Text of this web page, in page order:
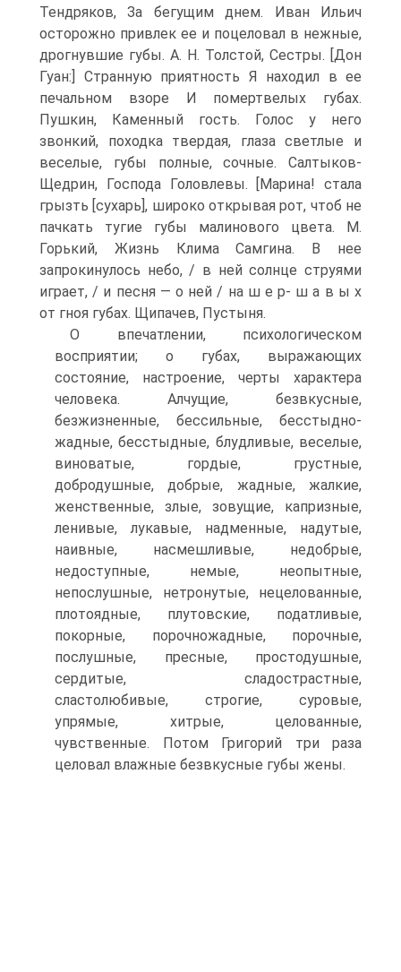
Тендряков, За бегущим днем. Иван Ильич
осторожно привлек ее и поцеловал в нежные,
дрогнувшие губы. А. Н. Толстой, Сестры. [Дон
Гуан:] Странную приятность Я находил в ее
печальном взоре И помертвелых губах.
Пушкин, Каменный гость. Голос у него
звонкий, походка твердая, глаза светлые и
веселые, губы полные, сочные. Салтыков-
Щедрин, Господа Головлевы. [Марина! стала
грызть [сухарь], широко открывая рот, чтоб не
пачкать тугие губы малинового цвета. М.
Горький, Жизнь Клима Самгина. В нее
запрокинулось небо, / в ней солнце струями
играет, / и песня — о ней / на ш е р- ш а в ы х
от гноя губах. Щипачев, Пустыня.
О впечатлении, психологическом
восприятии; о губах, выражающих
состояние, настроение, черты характера
человека. Алчущие, безвкусные,
безжизненные, бессильные, бесстыдно-
жадные, бесстыдные, блудливые, веселые,
виноватые, гордые, грустные,
добродушные, добрые, жадные, жалкие,
женственные, злые, зовущие, капризные,
ленивые, лукавые, надменные, надутые,
наивные, насмешливые, недобрые,
недоступные, немые, неопытные,
непослушные, нетронутые, нецелованные,
плотоядные, плутовские, податливые,
покорные, порочножадные, порочные,
послушные, пресные, простодушные,
сердитые, сладострастные,
сластолюбивые, строгие, суровые,
упрямые, хитрые, целованные,
чувственные. Потом Григорий три раза
целовал влажные безвкусные губы жены.